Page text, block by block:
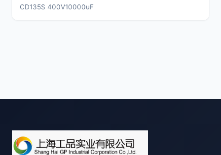
CD135S 400V10000uF